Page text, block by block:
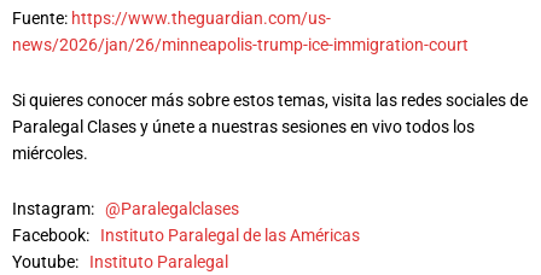
Fuente: https://www.theguardian.com/us-
news/2026/jan/26/minneapolis-trump-ice-immigration-court
Si quieres conocer más sobre estos temas, visita las redes sociales de
Paralegal Clases y únete a nuestras sesiones en vivo todos los
miércoles.
Instagram: @Paralegalclases
Facebook: Instituto Paralegal de las Américas
Youtube: Instituto Paralegal